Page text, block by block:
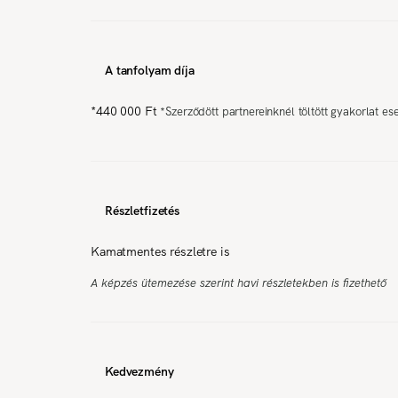
A tanfolyam díja
*440 000 Ft *Szerződött partnereinknél töltött gyakorlat
Részletfizetés
Kamatmentes részletre is
A képzés ütemezése szerint havi részletekben is fizethető
Kedvezmény